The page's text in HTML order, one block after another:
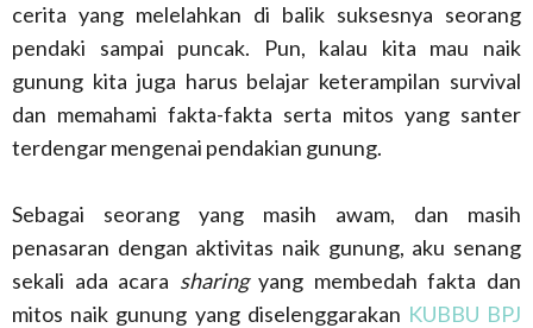
cerita yang melelahkan di balik suksesnya seorang
pendaki sampai puncak. Pun, kalau kita mau naik
gunung kita juga harus belajar keterampilan survival
dan memahami fakta-fakta serta mitos yang santer
terdengar mengenai pendakian gunung.
Sebagai seorang yang masih awam, dan masih
penasaran dengan aktivitas naik gunung, aku senang
sekali ada acara sharingyang membedah fakta dan
mitos naik gunung yang diselenggarakan KUBBU BPJ